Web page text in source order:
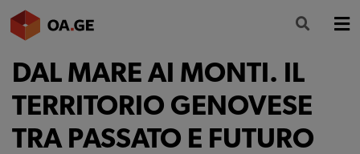
L’ORDINE
AMMINISTRAZIONE TRASPARENTE
ALBO
DAL MARE AI MONTI. IL
TERRITORIO GENOVESE
TRA PASSATO E FUTURO